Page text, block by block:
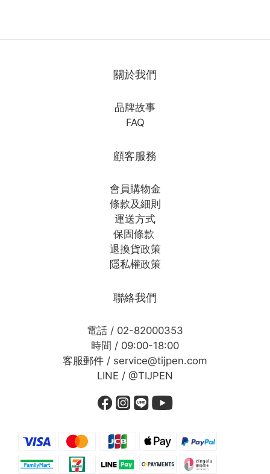
關於我們
品牌故事
FAQ
顧客服務
會員購物金
條款及細則
運送方式
保固條款
退換貨政策
隱私權政策
聯絡我們
電話 / 02-82000353
時間 / 09:00-18:00
客服郵件 / service@tijpen.com
LINE / @TIJPEN